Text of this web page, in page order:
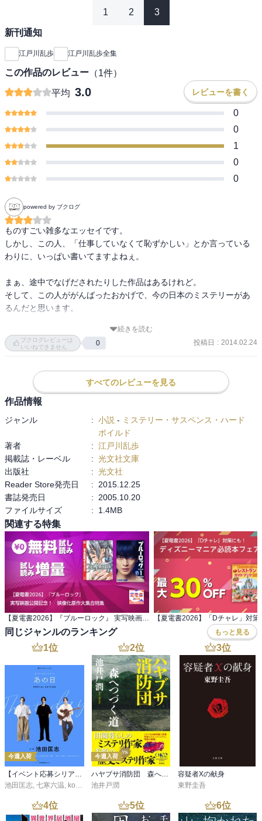
1 2 3
新刊通知
江戸川乱歩 江戸川乱歩全集
この作品のレビュー （1件）
平均 3.0 レビューを書く
0
0
1
0
0
powered by ブクログ
ものすごい雑多なエッセイです。
しかし、この人、「仕事していなくて恥ずかしい」とか言っている
わりに、いっぱい書いてますよねぇ。
まぁ、途中でなげだされたりした作品はあるけれど。
そして、この人ががんばったおかげで、今の日本のミステリーがあ
るんだと思います。
読書好きは、ミステリー好きとけっこうかぶるもんねぇ。
わたしは、あまりミステリーは読まない方だけど。
続きを読む
ブクログレビューは
いいねできません
0 投稿日 : 2014.02.24
すべてのレビューを見る
作品情報
ジャンル : 小説 - ミステリー・サスペンス・ハード
ボイルド
著者
: 江戸川乱歩
掲載誌・レーベル
: 光文社文庫
出版社
: 光文社
Reader Store発売日
:
2015.12.25
書誌発売日
:
2005.10.20
ファイルサイズ
: 1.4MB
関連する特集
【夏電書2026】『ブルーロック』 実写映画公開記念！ 映像化原作大集合特集
同じジャンルのランキング もっと見る
1位
今週入荷
【イベント応募シリアルコード付】池田匡志出演・オーディオフォトブック「あの日」SPECIAL EDITION（音声／動画付）
池田匡志, 七寒六温, konoko58 ,村崎キコ
2位
今週入荷
ハヤブサ消防団 森へつづく道
池井戸潤
3位
容疑者Xの献身
東野圭吾
4位 5位 6位